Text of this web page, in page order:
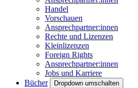
Handel
Vorschauen
Ansprechpartner:innen
Rechte und Lizenzen
Kleinlizenzen
Foreign Rights
Ansprechpartner:innen
Jobs und Karriere
Bücher
Dropdown umschalten